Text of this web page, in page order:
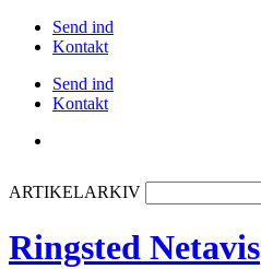
Send ind
Kontakt
Send ind
Kontakt
ARTIKELARKIV
Ringsted Netavis